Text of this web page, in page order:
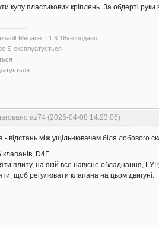
купу пластикових кріплень. За обдерті руки
Mégane II 1.6 16v-продано
S-експлуатується
az74 (2025-04-08 14:23:06)
- відстань між ущільнювачем біля
D4F.
плиту, на якій все навісне обладнання,
щоб регулювати клапана на цьом двигуні.